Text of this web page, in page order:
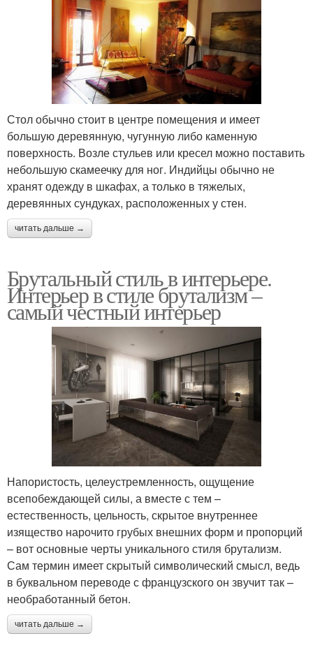
Стол обычно стоит в центре помещения и имеет
большую деревянную, чугунную либо каменную
поверхность. Возле стульев или кресел можно поставить
небольшую скамеечку для ног. Индийцы обычно не
хранят одежду в шкафах, а только в тяжелых,
деревянных сундуках, расположенных у стен.
читать дальше →
Брутальный стиль в интерьере.
Интерьер в стиле брутализм –
самый честный интерьер
Напористость, целеустремленность, ощущение
всепобеждающей силы, а вместе с тем –
естественность, цельность, скрытое внутреннее
изящество нарочито грубых внешних форм и пропорций
– вот основные черты уникального стиля брутализм.
Сам термин имеет скрытый символический смысл, ведь
в буквальном переводе с французского он звучит так –
необработанный бетон.
читать дальше →